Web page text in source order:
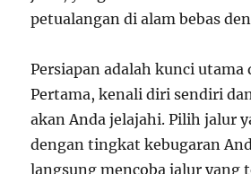
petualangan di alam bebas
Persiapan adalah kunci utama
Pertama, kenali diri sendiri
akan Anda jelajahi. Pilih jalur
dengan tingkat kebugaran
langsung mencoba jalur yang